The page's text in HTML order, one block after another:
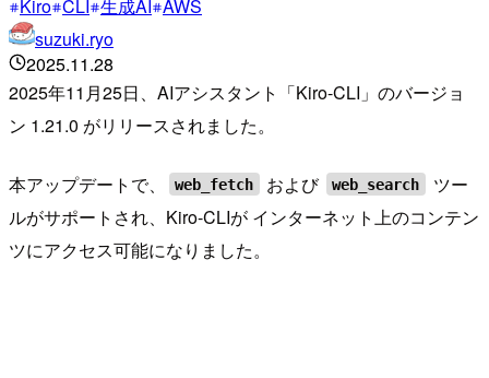
Kiro CLI 生成AI AWS
suzuki.ryo
2025.11.28
2025年11月25日、AIアシスタント「Kiro-CLI」のバージョ
ン 1.21.0 がリリースされました。
本アップデートで、 web_fetch および web_search
ツー
ルがサポートされ、Kiro-CLIが インターネット上のコンテン
ツにアクセス可能になりました。